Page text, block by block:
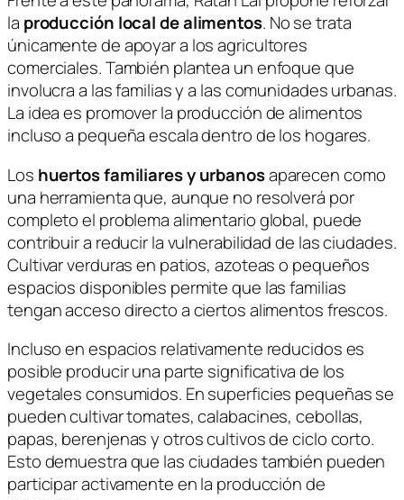
la producción local de alimentos. No se trata
únicamente de apoyar a los agricultores
comerciales. También plantea un enfoque que
involucra a las familias y a las comunidades urbanas.
La idea es promover la producción de alimentos
incluso a pequeña escala dentro de los hogares.
Los huertos familiares y urbanosaparecen como
una herramienta que, aunque no resolverá por
completo el problema alimentario global, puede
contribuir a reducir la vulnerabilidad de las ciudades.
Cultivar verduras en patios, azoteas o pequeños
espacios disponibles permite que las familias
tengan acceso directo a ciertos alimentos frescos.
Incluso en espacios relativamente reducidos es
posible producir una parte significativa de los
vegetales consumidos. En superficies pequeñas se
pueden cultivar tomates, calabacines, cebollas,
papas, berenjenas y otros cultivos de ciclo corto.
Esto demuestra que las ciudades también pueden
participar activamente en la producción de